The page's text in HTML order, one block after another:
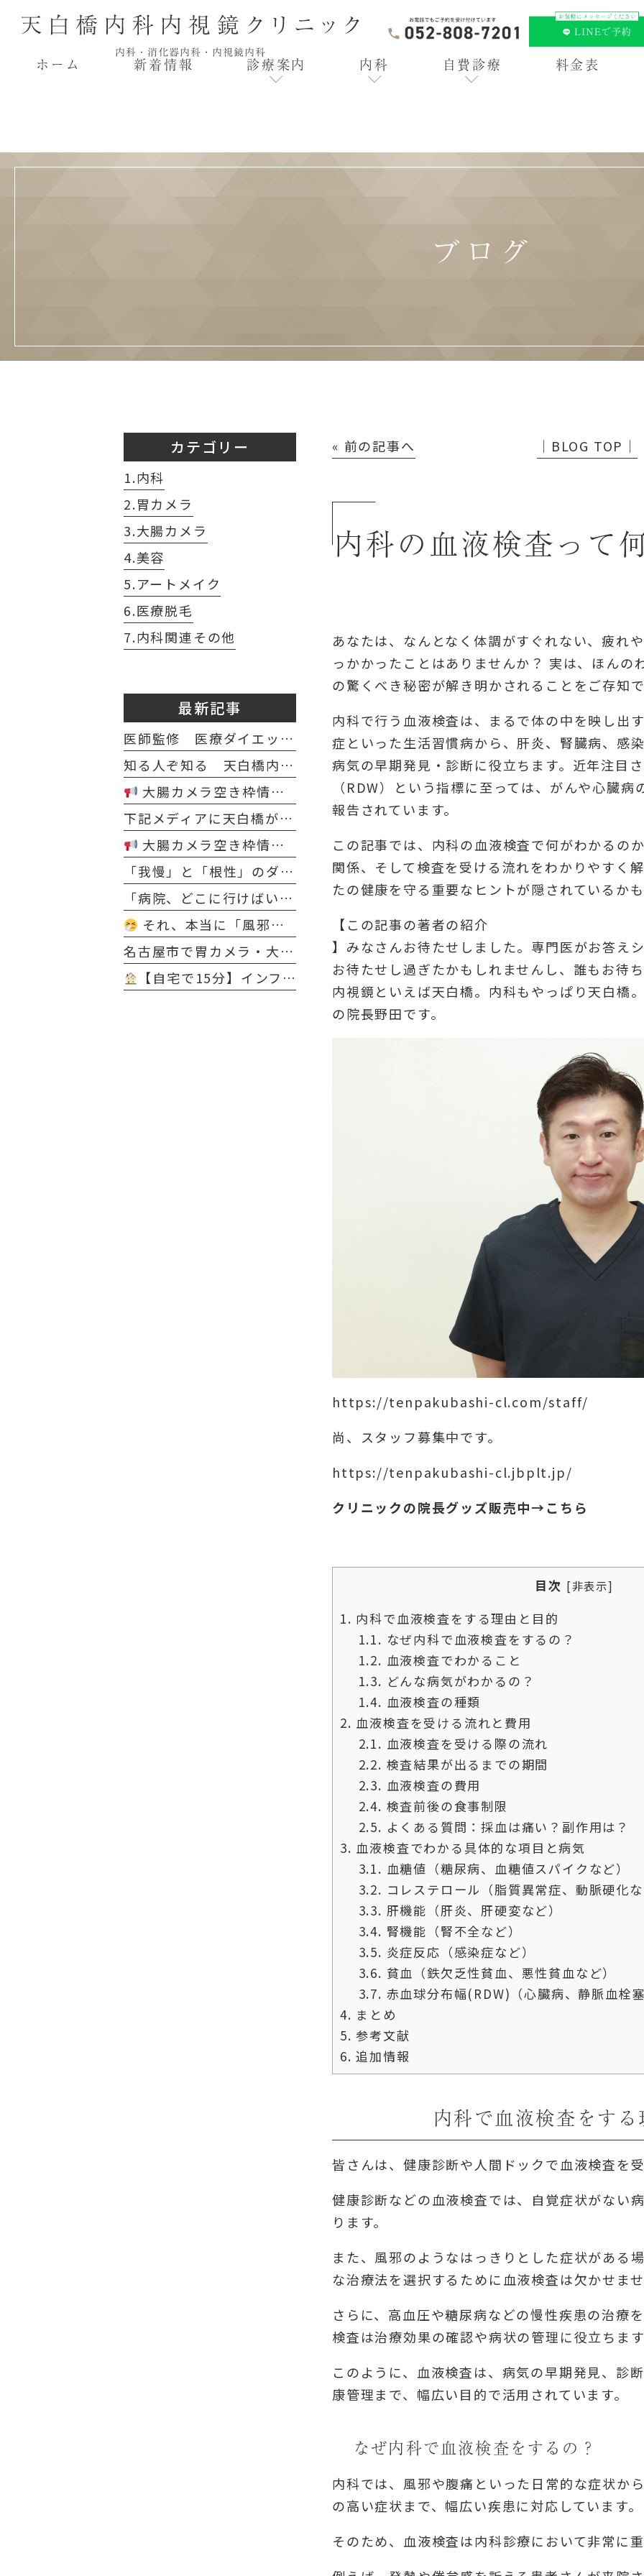
ブログ
ホーム 新着情報 診療案内 内科 自費診療 料金表
« 前の記事へ │BLOG TOP│
内科の血液検査って
あなたは、なんとなく体調がすぐれない、疲れ
っかかったことはありませんか？ 実は、ほんの
の驚くべき秘密が解き明かされることをご存知
内科で行う血液検査は、まるで体の中を映し出
症といった生活習慣病から、肝炎、腎臓病、感
病気の早期発見・診断に役立ちます。近年注目
（RDW）という指標に至っては、がんや心臓
報告されています。
この記事では、内科の血液検査で何がわかるの
関係、そして検査を受ける流れをわかりやすく
たの健康を守る重要なヒントが隠されているか
【この記事の著者の紹介
】みなさんお待たせしました。専門医がお答え
お待たせし過ぎたかもしれませんし、誰もお待
内視鏡といえば天白橋。内科もやっぱり天白橋
の院長野田です。
https://tenpakubashi-cl.com/staff/
尚、スタッフ募集中です。
https://tenpakubashi-cl.jbplt.jp/
クリニックの院長グッズ販売中→こちら
目次 [非表示]
1. 内科で血液検査をする理由と目的
1.1. なぜ内科で血液検査をするの？
1.2. 血液検査でわかること
1.3. どんな病気がわかるの？
1.4. 血液検査の種類
2. 血液検査を受ける流れと費用
2.1. 血液検査を受ける際の流れ
2.2. 検査結果が出るまでの期間
2.3. 血液検査の費用
2.4. 検査前後の食事制限
2.5. よくある質問：採血は痛い？副作用は？
3. 血液検査でわかる具体的な項目と病気
3.1. 血糖値（糖尿病、血糖値スパイクなど）
3.2. コレステロール（脂質異常症、動脈硬化
3.3. 肝機能（肝炎、肝硬変など）
3.4. 腎機能（腎不全など）
3.5. 炎症反応（感染症など）
3.6. 貧血（鉄欠乏性貧血、悪性貧血など）
3.7. 赤血球分布幅(RDW)（心臓病、静脈血栓
4. まとめ
5. 参考文献
6. 追加情報
内科で血液検査をす
皆さんは、健康診断や人間ドックで血液検査を
健康診断などの血液検査では、自覚症状がない
ります。
また、風邪のようなはっきりとした症状がある
な治療法を選択するために血液検査は欠かせま
さらに、高血圧や糖尿病などの慢性疾患の治療
検査は治療効果の確認や病状の管理に役立ちま
このように、血液検査は、病気の早期発見、診
康管理まで、幅広い目的で活用されています。
なぜ内科で血液検査をするの？
内科では、風邪や腹痛といった日常的な症状か
の高い症状まで、幅広い疾患に対応しています。
そのため、血液検査は内科診療において非常に
カテゴリー
1.内科
2.胃カメラ
3.大腸カメラ
4.美容
5.アートメイク
6.医療脱毛
7.内科関連その他
最新記事
医師監修 医療ダイエット カロリー・PFCバランス計算シート
知る人ぞ知る 天白橋内科内視鏡クリニック マスコット テンパクノダギツネ イラスト
大腸カメラ空き枠情報（4月8日～4月18日）
下記メディアに天白橋が紹介されました
大腸カメラ空き枠情報（2月20日～2月28日）
「我慢」と「根性」のダイエットはもう終わり。医師が寄り添う“科学的な減量”で、理想の自分を今度こそ手に入れる
「病院、どこに行けばいい？」と迷うあなたへ。内科・発熱からダイエット・脱毛まで“まとめて相談できる”新しいクリニックのカタチ
それ、本当に「風邪」ですか？〜冬の長引く鼻・のどの不調は“隠れ花粉症”かもしれません〜
名古屋市で胃カメラ・大腸カメラなら 日曜診療・鎮静検査対応｜天白橋内科内視鏡クリニック
【自宅で15分】インフル＆コロナ 同時判定 医療用抗原キット 販売開始 ＠天白橋内科内視鏡クリニック